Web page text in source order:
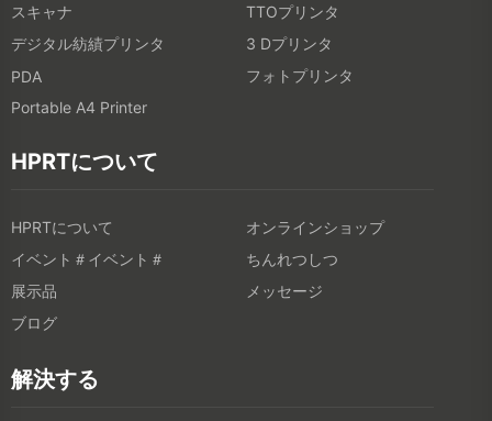
スキャナ
TTOプリンタ
デジタル紡績プリンタ
3 Dプリンタ
PDA
フォトプリンタ
Portable A4 Printer
HPRTについて
HPRTについて
オンラインショップ
イベント＃イベント＃
ちんれつしつ
展示品
メッセージ
ブログ
解決する